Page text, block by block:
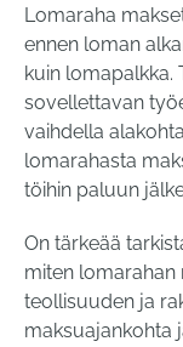
Lomaraha
ennen loman
kuin lomapalkka.
sovellettavan
vaihdella
lomarahasta
töihin paluun
On tärkeää
miten lomarahan
teollisuuden ja
maksuajankohta